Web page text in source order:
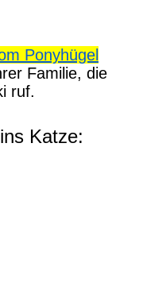
Ponyhügel
Familie, die
ruf.
Katze: